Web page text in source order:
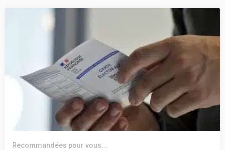
Recommandées pour vous...